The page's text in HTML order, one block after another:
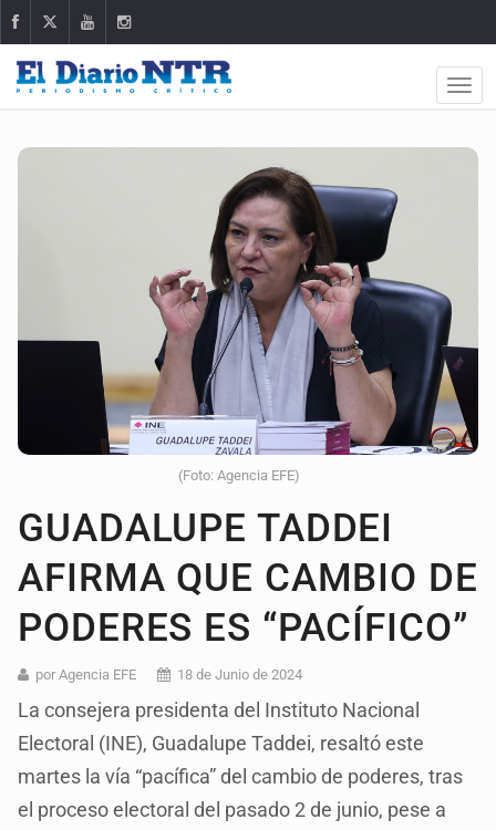
(Foto: Agencia EFE)
GUADALUPE TADDEI
AFIRMA QUE CAMBIO DE
PODERES ES “PACÍFICO”
por Agencia EFE 18 de Junio de 2024
La consejera presidenta del Instituto Nacional
Electoral (INE), Guadalupe Taddei, resaltó este
martes la vía “pacífica” del cambio de poderes, tras
el proceso electoral del pasado 2 de junio, pese a